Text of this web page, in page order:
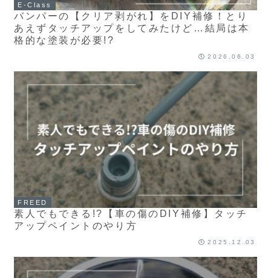
E-Class
バンパーの【クリア剥がれ】をDIY補修！とり
あえずタッチアップをしてみたけど…結局は本
格的な塗装が必要!?
2026.06.03
FREED
素人でもできる!?【車の傷のDIY補修】タッチ
アップペイントのやり方
2025.12.03